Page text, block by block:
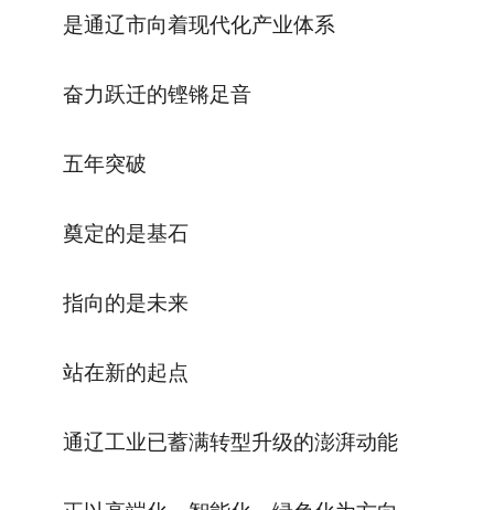
是通辽市向着现代化产业体系
奋力跃迁的铿锵足音
五年突破
奠定的是基石
指向的是未来
站在新的起点
通辽工业已蓄满转型升级的澎湃动能